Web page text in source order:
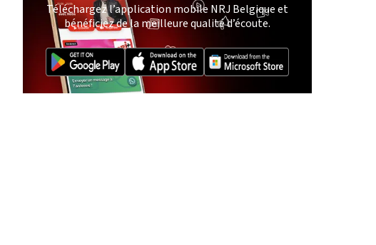
Téléchargez l’application mobile NRJ Belgique et
bénéficiez de la meilleure qualité d’écoute.